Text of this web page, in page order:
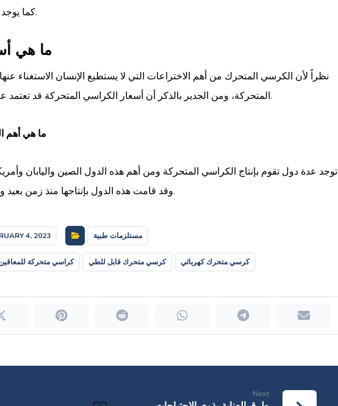
كما يوجد نوع كراسي من النوع الخشبي.
ما هي
نظراً لأن الكرسي المتحرك من أهم الاختراعات التي لا يستطيع الإنسان الاستغناء
المتحركة، ومن الجدير بالذكر أن أسعار الكراسي المتحركة قد تعتمد على موديل الكرسي والوزن الخاص به.
ما هي أهم
توجد عدة دول تقوم بإنتاج الكراسي المتحركة ومن أهم هذه الدول الصين واليابان
وقد قامت هذه الدول بإنتاجها منذ زمن بعيد وعزمت على تصديرها إلى دول العالم.
4, 2023 مستلزمات طبية
كراسي متحركة للمعاقين كرسي متحرك قابل للطي كرسي متحرك كهربائي
Next